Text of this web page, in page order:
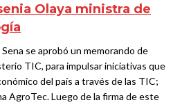
Olaya ministra de
se aprobó un memorando de
TIC, para impulsar iniciativas que
del país a través de las TIC;
AgroTec. Luego de la firma de este